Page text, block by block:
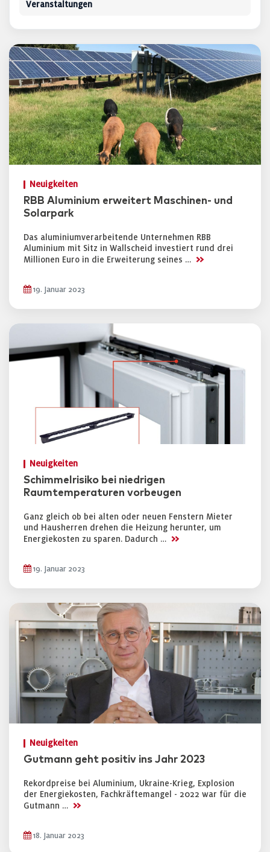
Neuigkeiten
RBB Aluminium erweitert Maschinen- und
Solarpark
Das aluminiumverarbeitende Unternehmen RBB
Aluminium mit Sitz in Wallscheid investiert rund drei
Millionen Euro in die Erweiterung seines … >>
19. Januar 2023
Neuigkeiten
Schimmelrisiko bei niedrigen
Raumtemperaturen vorbeugen
Ganz gleich ob bei alten oder neuen Fenstern Mieter
und Hausherren drehen die Heizung herunter, um
Energiekosten zu sparen. Dadurch … >>
19. Januar 2023
Neuigkeiten
Gutmann geht positiv ins Jahr 2023
Rekordpreise bei Aluminium, Ukraine-Krieg, Explosion
der Energiekosten, Fachkräftemangel - 2022 war für die
Gutmann … >>
18. Januar 2023
Veranstaltungen